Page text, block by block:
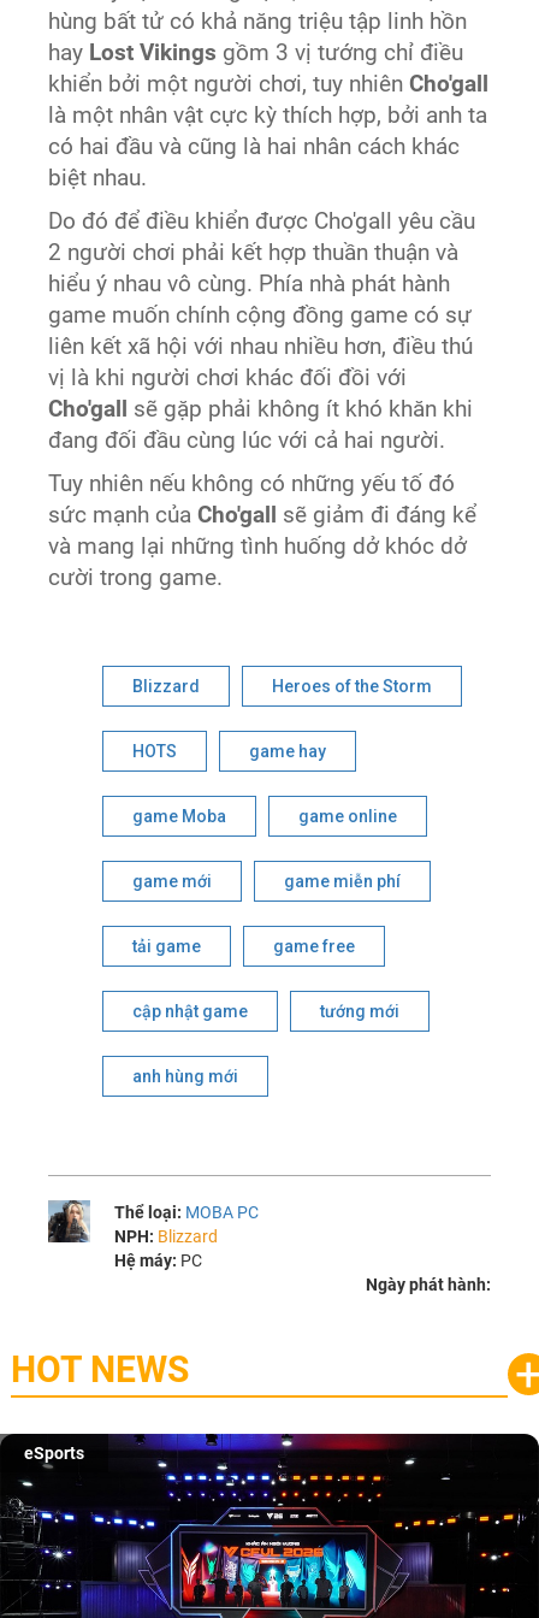
hùng bất tử có khả năng triệu tập linh hồn
hay Lost Vikings gồm 3 vị tướng chỉ điều
khiển bởi một người chơi, tuy nhiênCho'gall
là một nhân vật cực kỳ thích hợp, bởi anh ta
có hai đầu và cũng là hai nhân cách khác
biệt nhau.
Do đó để điều khiển được Cho'gall yêu cầu
2 người chơi phải kết hợp thuần thuận và
hiểu ý nhau vô cùng. Phía nhà phát hành
game muốn chính cộng đồng game có sự
liên kết xã hội với nhau nhiều hơn, điều thú
vị là khi người chơi khác đối đồi với
Cho'gall sẽ gặp phải không ít khó khăn khi
đang đối đầu cùng lúc với cả hai người.
Tuy nhiên nếu không có những yếu tố đó
sức mạnh củaCho'gall
sẽ giảm đi đáng kể
và mang lại những tình huống dở khóc dở
cười trong game.
Blizzard Heroes of the Storm
HOTS game hay
game Moba game online
game mới game miễn phí
tải game game free
cập nhật game tướng mới
anh hùng mới
Thể loại: MOBA PC
NPH: Blizzard
Hệ máy: PC
Ngày phát hành:
HOT NEWS
Game mobile